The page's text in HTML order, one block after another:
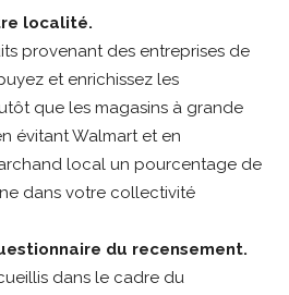
localité.
provenant des entreprises de
et enrichissez les
que les magasins à grande
évitant Walmart et en
local un pourcentage de
dans votre collectivité
du recensement.
dans le cadre du